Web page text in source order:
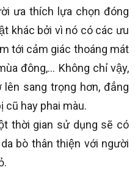
ưa thích lựa chọn đóng
khác bởi vì nó có các ưu
tới cảm giác thoáng mát
đông,… Không chỉ vậy,
sang trọng hơn, đẳng
cũ hay phai màu.
thời gian sử dụng sẽ có
bò thân thiện với người